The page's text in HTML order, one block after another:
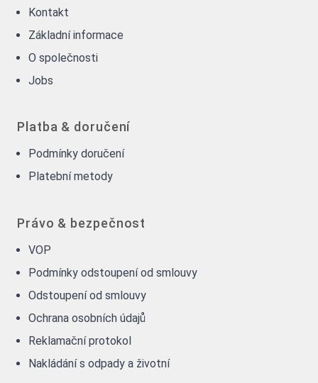
Kontakt
Základní informace
O společnosti
Jobs
Platba & doručení
Podmínky doručení
Platební metody
Právo & bezpečnost
VOP
Podmínky odstoupení od smlouvy
Odstoupení od smlouvy
Ochrana osobních údajů
Reklamační protokol
Nakládání s odpady a životní